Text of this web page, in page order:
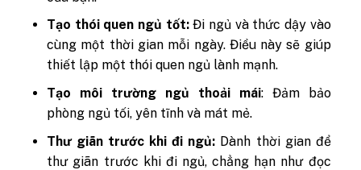
Tạo thói quen ngủ tốt:Đi ngủ và thức dậy vào
cùng một thời gian mỗi ngày. Điều này sẽ giúp
thiết lập một thói quen ngủ lành mạnh.
Tạo môi trường ngủ thoải mái: Đảm bảo
phòng ngủ tối, yên tĩnh và mát mẻ.
Thư giãn trước khi đi ngủ: Dành thời gian để
thư giãn trước khi đi ngủ, chẳng hạn như đọc